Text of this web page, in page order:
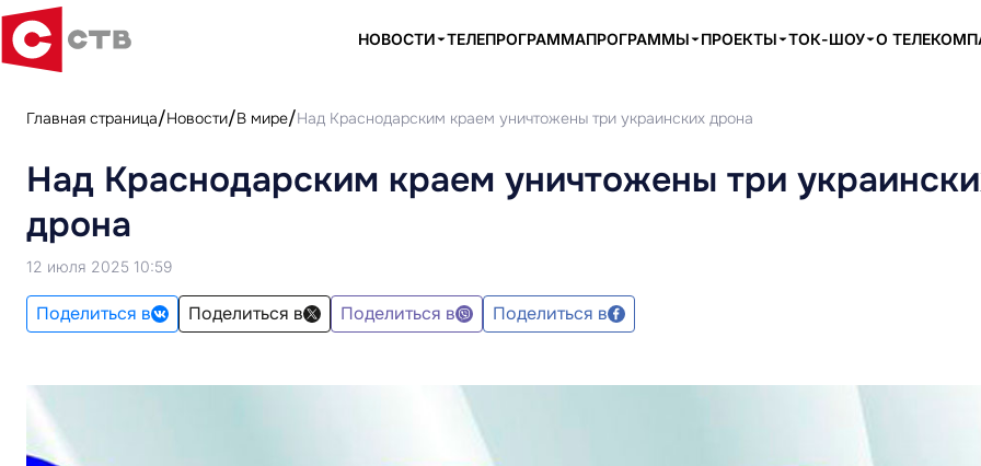
НОВОСТИ ТЕЛЕПРОГРАММАПРОГРАММЫ ПРОЕКТЫ ТОК-ШОУ О
Главная страница Новости В мире Над Краснодарским краем уничтожены три украинских дрона
Над Краснодарским краем уничтожены три
дрона
12 июля 2025 10:59
Поделиться в Поделиться в Поделиться в Поделиться в